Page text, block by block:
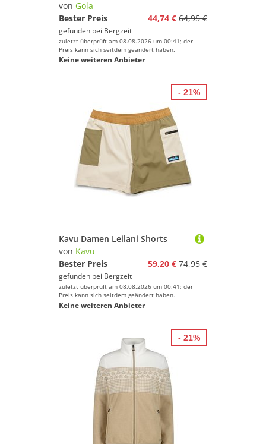
von Gola
Bester Preis
44,74 € 64,95 €
gefunden bei Bergzeit
zuletzt überprüft am 08.08.2026 um 00:41; der
Preis kann sich seitdem geändert haben.
Keine weiteren Anbieter
Kavu Damen Leilani Shorts
von Kavu
Bester Preis
59,20 € 74,95 €
gefunden bei Bergzeit
zuletzt überprüft am 08.08.2026 um 00:41; der
Preis kann sich seitdem geändert haben.
Keine weiteren Anbieter
- 21%
- 21%